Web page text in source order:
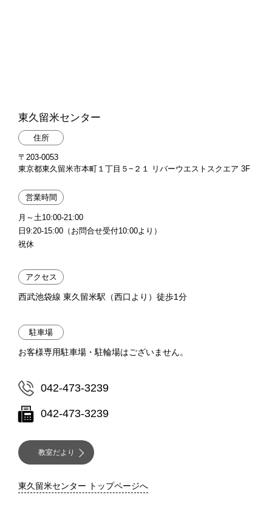
東久留米センター
住所
〒203-0053
東京都東久留米市本町１丁目５−２１ リバーウエストスクエア 3F
営業時間
月～土10:00-21:00
日9:20-15:00（お問合せ受付10:00より）
祝休
アクセス
西武池袋線 東久留米駅（西口より）徒歩1分
駐車場
お客様専用駐車場・駐輪場はございません。
042-473-3239
042-473-3239
教室だより
東久留米センター トップページへ